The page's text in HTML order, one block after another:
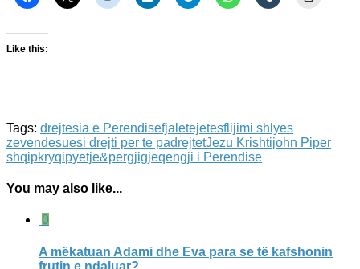
Like this:
Tags: drejtesia e Perendisefjaletejetesflijimi shlyes
zevendesuesi drejti per te padrejtetJezu Krishtijohn Piper
shqipkryqipyetje&pergjigjeqengji i Perendise
You may also like...
0
A mëkatuan Adami dhe Eva para se të kafshonin
frutin e ndaluar?